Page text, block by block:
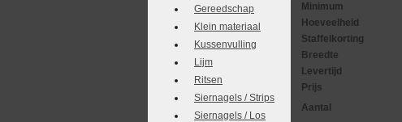
Gereedschap
Klein materiaal
Kussenvulling
Lijm
Ritsen
Siernagels / Strips
Siernagels / Los
Minimum
Hoeveelheid
Staffelkorting
Breedte
Levertijd
Prijs
Aantal